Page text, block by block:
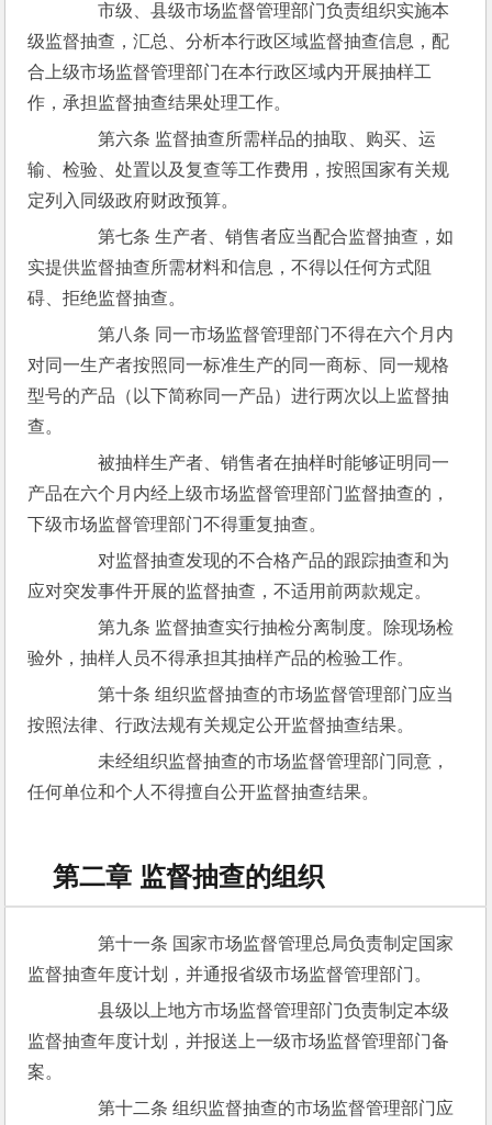
市级、县级市场监督管理部门负责组织实施本
级监督抽查，汇总、分析本行政区域监督抽查信息，配
合上级市场监督管理部门在本行政区域内开展抽样工
作，承担监督抽查结果处理工作。
第六条 监督抽查所需样品的抽取、购买、运
输、检验、处置以及复查等工作费用，按照国家有关规
定列入同级政府财政预算。
第七条 生产者、销售者应当配合监督抽查，如
实提供监督抽查所需材料和信息，不得以任何方式阻
碍、拒绝监督抽查。
第八条 同一市场监督管理部门不得在六个月内
对同一生产者按照同一标准生产的同一商标、同一规格
型号的产品（以下简称同一产品）进行两次以上监督抽
查。
被抽样生产者、销售者在抽样时能够证明同一
产品在六个月内经上级市场监督管理部门监督抽查的，
下级市场监督管理部门不得重复抽查。
对监督抽查发现的不合格产品的跟踪抽查和为
应对突发事件开展的监督抽查，不适用前两款规定。
第九条 监督抽查实行抽检分离制度。除现场检
验外，抽样人员不得承担其抽样产品的检验工作。
第十条 组织监督抽查的市场监督管理部门应当
按照法律、行政法规有关规定公开监督抽查结果。
未经组织监督抽查的市场监督管理部门同意，
任何单位和个人不得擅自公开监督抽查结果。
第二章 监督抽查的组织
第十一条 国家市场监督管理总局负责制定国家
监督抽查年度计划，并通报省级市场监督管理部门。
县级以上地方市场监督管理部门负责制定本级
监督抽查年度计划，并报送上一级市场监督管理部门备
案。
第十二条 组织监督抽查的市场监督管理部门应